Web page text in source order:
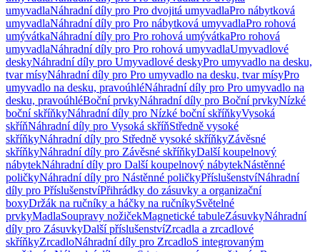
umyvadlaNáhradní díly pro Pro dvojitá umyvadlaPro nábytková
umyvadlaNáhradní díly pro Pro nábytková umyvadlaPro rohová
umývátkaNáhradní díly pro Pro rohová umývátkaPro rohová
umyvadlaNáhradní díly pro Pro rohová umyvadlaUmyvadlové
deskyNáhradní díly pro Umyvadlové deskyPro umyvadlo na desku,
tvar mísyNáhradní díly pro Pro umyvadlo na desku, tvar mísyPro
umyvadlo na desku, pravoúhléNáhradní díly pro Pro umyvadlo na
desku, pravoúhléBoční prvkyNáhradní díly pro Boční prvkyNízké
boční skříňkyNáhradní díly pro Nízké boční skříňkyVysoká
skříňNáhradní díly pro Vysoká skříňStředně vysoké
skříňkyNáhradní díly pro Středně vysoké skříňkyZávěsné
skříňkyNáhradní díly pro Závěsné skříňkyDalší koupelnový
nábytekNáhradní díly pro Další koupelnový nábytekNástěnné
poličkyNáhradní díly pro Nástěnné poličkyPříslušenstvíNáhradní
díly pro PříslušenstvíPřihrádky do zásuvky a organizační
boxyDržák na ručníky a háčky na ručníkySvětelné
prvkyMadlaSoupravy nožičekMagnetické tabuleZásuvkyNáhradní
díly pro ZásuvkyDalší příslušenstvíZrcadla a zrcadlové
skříňkyZrcadloNáhradní díly pro ZrcadloS integrovaným